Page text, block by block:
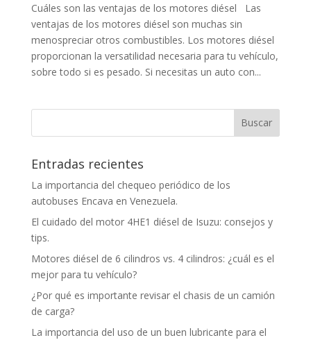
Cuáles son las ventajas de los motores diésel Las
ventajas de los motores diésel son muchas sin
menospreciar otros combustibles. Los motores diésel
proporcionan la versatilidad necesaria para tu vehículo,
sobre todo si es pesado. Si necesitas un auto con...
Entradas recientes
La importancia del chequeo periódico de los
autobuses Encava en Venezuela.
El cuidado del motor 4HE1 diésel de Isuzu: consejos y
tips.
Motores diésel de 6 cilindros vs. 4 cilindros: ¿cuál es el
mejor para tu vehículo?
¿Por qué es importante revisar el chasis de un camión
de carga?
La importancia del uso de un buen lubricante para el